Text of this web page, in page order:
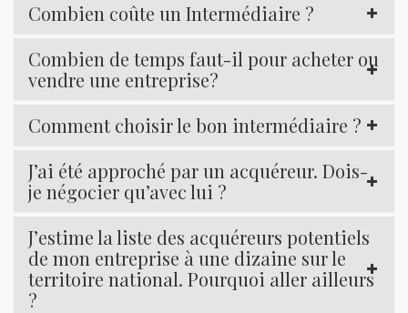
Combien coûte un Intermédiaire ?
Combien de temps faut-il pour acheter ou
vendre une entreprise?
Comment choisir le bon intermédiaire ?
J’ai été approché par un acquéreur. Dois-
je négocier qu’avec lui ?
J’estime la liste des acquéreurs potentiels
de mon entreprise à une dizaine sur le
territoire national. Pourquoi aller ailleurs
?